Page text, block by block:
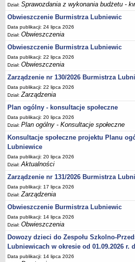
Interpelacje radnych wraz z
Zapytania radnych wraz z odpowiedziami
Apele
JEDNOSTKI ORGANIZACYJNE
Biblioteka - Centrum Kultury
Zespół Szkolno-Przedszkolny
Miejsko-Gminny Ośrodek Pomocy
Zakład Gospodarki Komunalnej
Środowiskowy Dom Samopomocy
MAJĄTEK I FINANSE
Budżet Gminy
Majątek Gminy
Sprawozdania z wykonania budżetu -
Umorzenia, odroczenia, raty
Fundacje i Stowarzyszenia
Pomoc publiczna
Budżet obywatelski
Majątek jednostek podległych
Koszt wychowania przedszkolnego
Stawki czynszów najmu lokali
Dział:Sprawozdania z wykonania budżetu -
Obwieszczenie Burmistrza Lubniewic
Data publikacji: 24 lipca 2026
Dział:Obwieszczenia
Obwieszczenie Burmistrza Lubniewic
Data publikacji: 22 lipca 2026
Dział:Obwieszczenia
Zarządzenie nr 130/2026 Burmistrza
Data publikacji: 22 lipca 2026
Dział:Zarządzenia
Plan ogólny - konsultacje społeczne
Data publikacji: 20 lipca 2026
Dział:Plan ogólny - Konsultacje społeczne
Konsultacje społeczne projektu Planu
Lubniewice
Data publikacji: 20 lipca 2026
Dział:Aktualności
Zarządzenie nr 131/2026 Burmistrza
Data publikacji: 17 lipca 2026
Dział:Zarządzenia
Obwieszczenie Burmistrza Lubniewic
Data publikacji: 14 lipca 2026
Dział:Obwieszczenia
Dowozy dzieci do Zespołu Szkolno-
Lubniewicach w okresie od 01.09.2026 r.
Data publikacji: 14 lipca 2026